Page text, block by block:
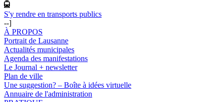
S'y rendre en transports publics
--]
À PROPOS
Portrait de Lausanne
Actualités municipales
Agenda des manifestations
Le Journal + newsletter
Plan de ville
Une suggestion? – Boîte à idées virtuelle
Annuaire de l'administration